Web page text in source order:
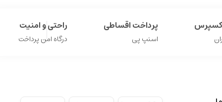
پرداخت اقساطی
اسنپ پی
راحتی و امنیت
درگاه امن پرداخت